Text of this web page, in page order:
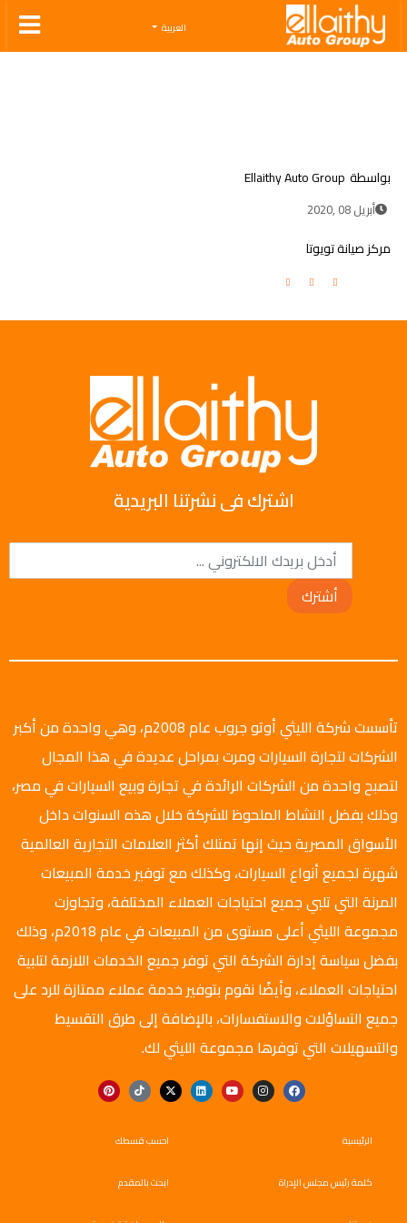
Ellaithy Auto Group
العربية
بواسطة Ellaithy Auto Group
أبريل 08 ,2020
مركز صيانة تويوتا
اشترك فى نشرتنا البريدية
أشترك
تأسست شركة الليثي أوتو جروب عام 2008م، وهي واحدة من أكبر
الشركات لتجارة السيارات ومرت بمراحل عديدة في هذا المجال
لتصبح واحدة من الشركات الرائدة في تجارة وبيع السيارات في مصر،
وذلك بفضل النشاط الملحوظ للشركة خلال هذه السنوات داخل
الأسواق المصرية حيث إنها تمتلك أكثر العلامات التجارية العالمية
شهرة لجميع أنواع السيارات، وكذلك مع توفير خدمة المبيعات
المرنة التي تلبي جميع احتياجات العملاء المختلفة، وتجاوزت
مجموعة الليثي أعلى مستوى من المبيعات في عام 2018م، وذلك
بفضل سياسة إدارة الشركة التي توفر جميع الخدمات اللازمة لتلبية
احتياجات العملاء، وأيضًا نقوم بتوفير خدمة عملاء ممتازة للرد على
جميع التساؤلات والاستفسارات، بالإضافة إلى طرق التقسيط
والتسهيلات التي توفرها مجموعة الليثي لك.
الرئيسية
كلمة رئيس مجلس الإدراة
احسب قسطك
ابحث بالمقدم